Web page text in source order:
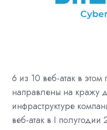
6 из 10 веб-атак в
направлены на кражу
инфраструктуре
веб-атак в I